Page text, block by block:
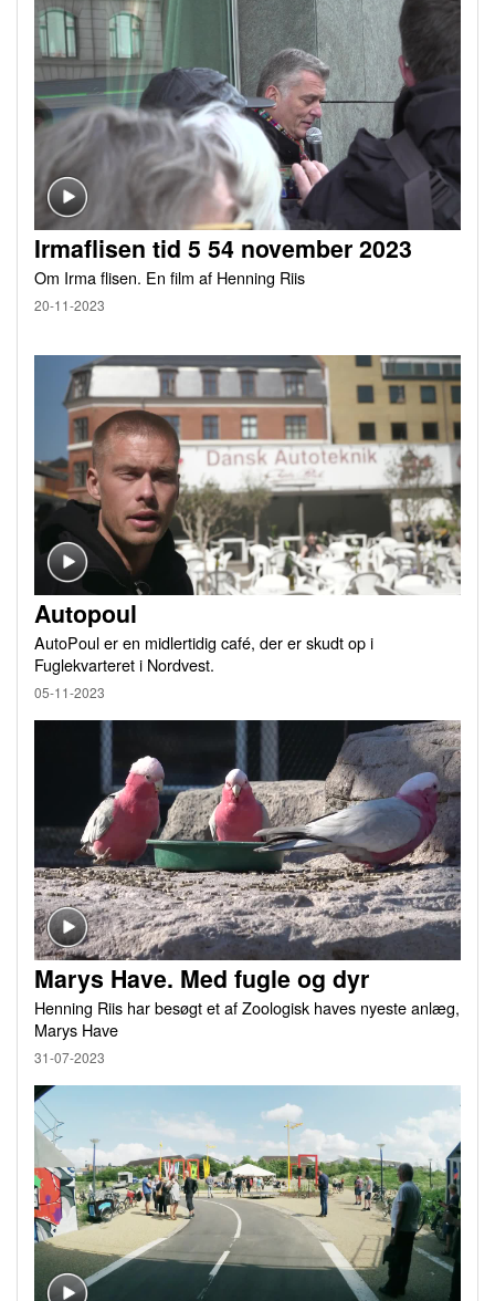
Irmaflisen tid 5 54 november 2023
Om Irma flisen. En film af Henning Riis
20-11-2023
Autopoul
AutoPoul er en midlertidig café, der er skudt op i
Fuglekvarteret i Nordvest.
05-11-2023
Marys Have. Med fugle og dyr
Henning Riis har besøgt et af Zoologisk haves nyeste anlæg,
Marys Have
31-07-2023